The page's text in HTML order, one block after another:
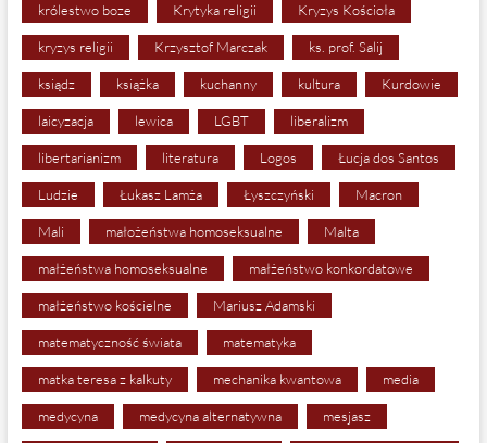
królestwo boze Krytyka religii Kryzys Kościoła
kryzys religii Krzysztof Marczak ks. prof. Salij
ksiądz książka kuchanny kultura Kurdowie
laicyzacja lewica LGBT liberalizm
libertarianizm literatura Logos Łucja dos Santos
Ludzie Łukasz Lamża Łyszczyński Macron
Mali małożeństwa homoseksualne Malta
małżeństwa homoseksualne małżeństwo konkordatowe
małżeństwo kościelne Mariusz Adamski
matematyczność świata matematyka
matka teresa z kalkuty mechanika kwantowa media
medycyna medycyna alternatywna mesjasz